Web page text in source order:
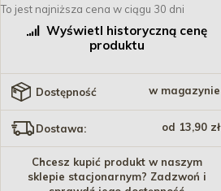
To jest najniższa cena w ciągu 30 dni
Wyświetl historyczną cenę
produktu
Dostępność w magazynie
Dostawa: od 13,90 zł
Chcesz kupić produkt w naszym
sklepie stacjonarnym? Zadzwoń i